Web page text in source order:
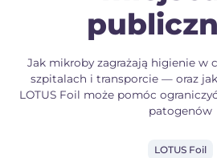
Jak mikroby zagrażają higienie w
szpitalach i transporcie — oraz
LOTUS Foil może pomóc
patogenów
LOTUS Foil